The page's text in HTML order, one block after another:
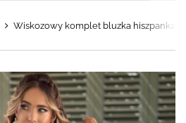
Wiskozowy komplet bluzka hiszpanka i